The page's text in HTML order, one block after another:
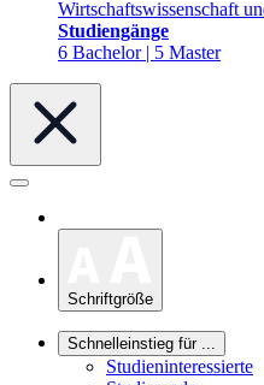
Wirtschaftswissenschaft
Studiengänge
6 Bachelor | 5 Master
Schriftgröße
Schnelleinstieg für ...
Studieninteressierte